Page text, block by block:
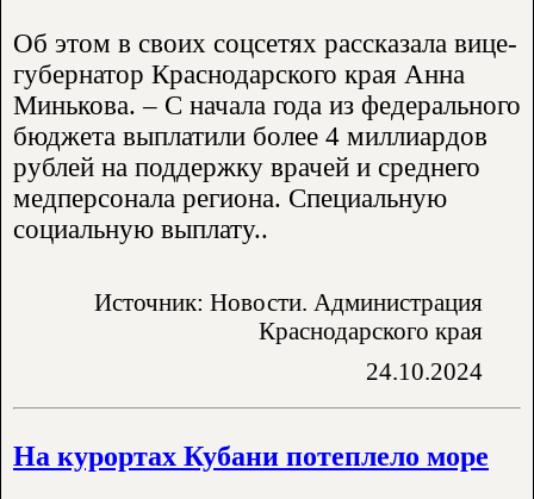
Об этом в своих соцсетях рассказала вице-
губернатор Краснодарского края Анна
Минькова. – С начала года из федерального
бюджета выплатили более 4 миллиардов
рублей на поддержку врачей и среднего
медперсонала региона. Специальную
социальную выплату..
Источник: Новости. Администрация
Краснодарского края
24.10.2024
На курортах Кубани потеплело море